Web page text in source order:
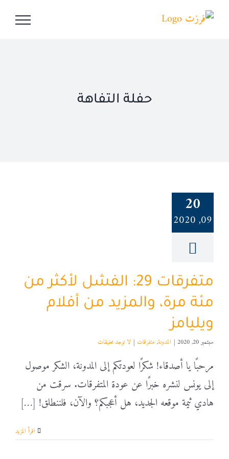
Skip
حفلة التفاهة
20
09, 2020
متفرقات 29: الفشل لأكثر من
مئة مرة، والمزيد من أفلام
ويليامز
سبتمبر 20, 2020 | المدونة, متفرقات | لا توجد تعليقات
مرحبًا يا أصدقاء! شكرًا لعودتكم إلى المدونة، الشكر موصول
إلى يونس لنشره خبرًا عن عودة المتفرقات. سرقت من
هادي ثيمة موقعه الجديد، هل أعجبكم؟ والآن، فلننطلق! […]